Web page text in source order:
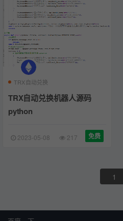
TRX自动兑换
TRX自动兑换机器人源码
python
2023-05-08 217 免费
1